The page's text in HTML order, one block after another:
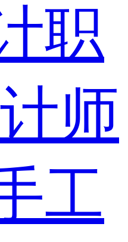
职
师
工